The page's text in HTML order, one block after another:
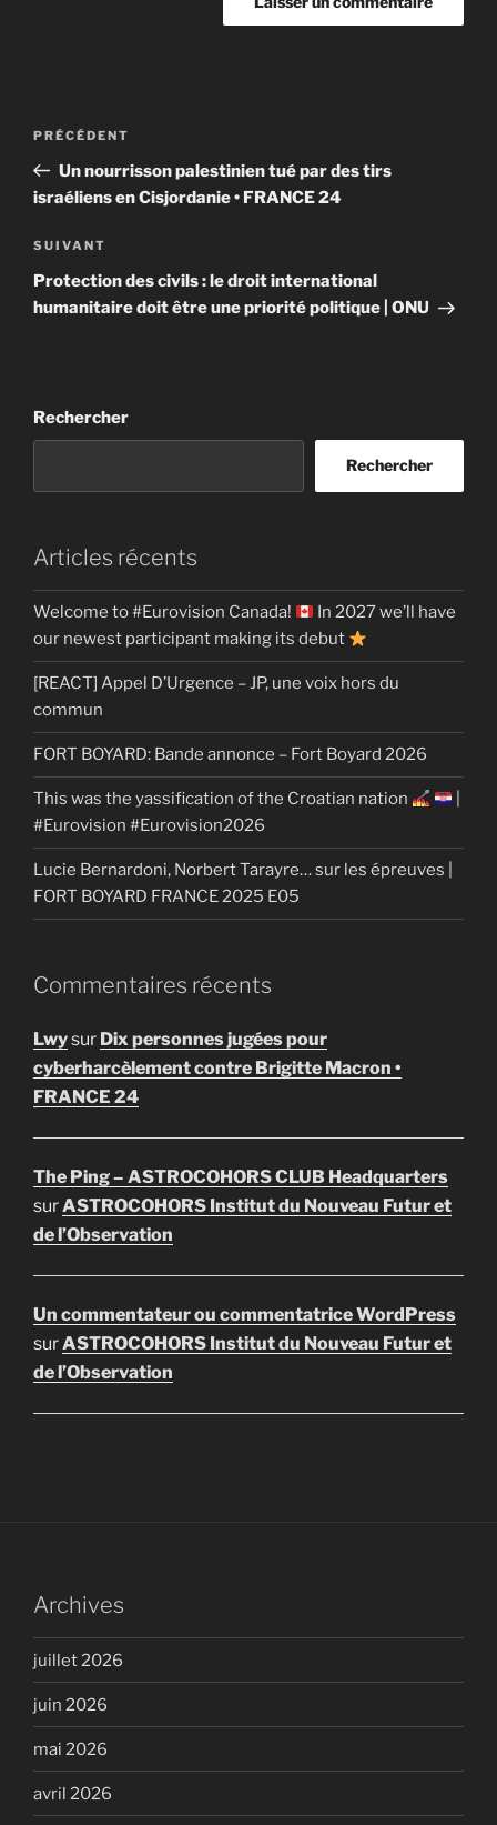
Navigation
l’article
Article
précédent
PRÉCÉDENT
Un nourrisson palestinien tué par des tirs
israéliens en Cisjordanie • FRANCE 24
Article
suivant
SUIVANT
Protection des civils : le droit international
humanitaire doit être une priorité politique | ONU
Rechercher
Rechercher
Articles récents
Welcome to #Eurovision Canada!
In 2027 we’ll have
our newest participant making its debut
[REACT] Appel D’Urgence – JP, une voix hors du
commun
FORT BOYARD: Bande annonce – Fort Boyard 2026
This was the yassification of the Croatian nation
#Eurovision #Eurovision2026
Lucie Bernardoni, Norbert Tarayre… sur les épreuves |
FORT BOYARD FRANCE 2025 E05
Commentaires récents
Lwysur Dix personnes jugées pour
cyberharcèlement contre Brigitte Macron •
FRANCE 24
The Ping – ASTROCOHORS CLUB Headquarters
surASTROCOHORS Institut du Nouveau Futur et
de l’Observation
Un commentateur ou commentatrice WordPress
surASTROCOHORS Institut du Nouveau Futur et
de l’Observation
Archives
juillet 2026
juin 2026
mai 2026
avril 2026